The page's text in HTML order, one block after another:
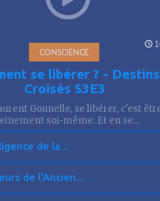
CONSCIENCE
se libérer ? - Destins
Croisés S3E3
Gounelle, se libérer, c'est
soi-même. Et en se...
de la...
de l'Ancien...